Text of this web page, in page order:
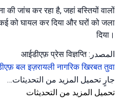
की जांच कर रहा है, जहां बस्तियों वालों
को घायल कर दिया और घरों को जला
दिया।
المصدر: आईडीएफ़ प्रेस विज्ञप्ति
बलइज़रायली नागरिकखिरबत तुवा
جارٍ تحميل المزيد من التحديثات…
تحميل المزيد من التحديثات